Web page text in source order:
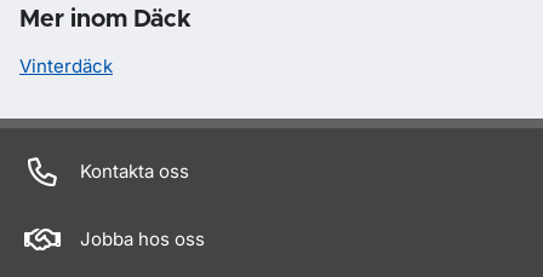
Mer inom Däck
Vinterdäck
Kontakta oss
Jobba hos oss